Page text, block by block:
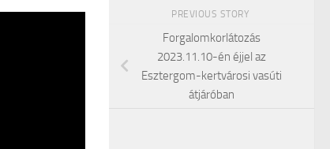
PREVIOUS STORY
Forgalomkorlátozás
2023.11.10-én éjjel az
Esztergom-kertvárosi vasúti
átjáróban